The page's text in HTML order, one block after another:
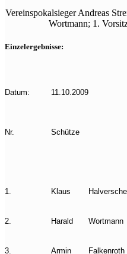
Vereinspokalsieger Andreas
Wortmann; 1.
Einzelergebnisse:
Datum: 11.10.2009
Nr. Schütze
1. Klaus
2. Harald Wortmann
3. Armin Falkenroth